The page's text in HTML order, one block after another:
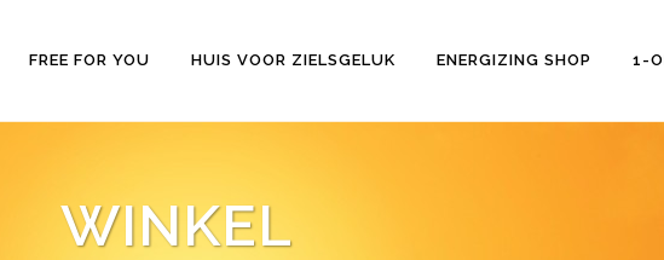
FREE FOR YOU HUIS VOOR ZIELSGELUK ENERGIZING SHOP 1-
WINKEL